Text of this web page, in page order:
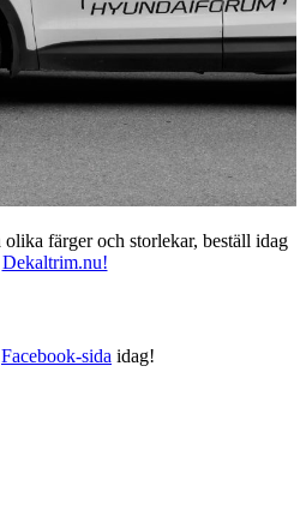
färger och storlekar, beställ idag
Dekaltrim.nu!
Facebook-sida idag!